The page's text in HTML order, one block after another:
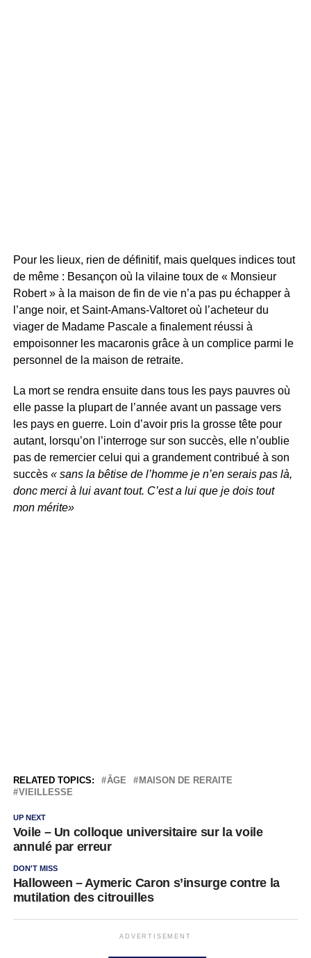
Pour les lieux, rien de définitif, mais quelques indices tout
de même : Besançon où la vilaine toux de « Monsieur
Robert » à la maison de fin de vie n’a pas pu échapper à
l’ange noir, et Saint-Amans-Valtoret où l’acheteur du
viager de Madame Pascale a finalement réussi à
empoisonner les macaronis grâce à un complice parmi le
personnel de la maison de retraite.
La mort se rendra ensuite dans tous les pays pauvres où
elle passe la plupart de l’année avant un passage vers
les pays en guerre. Loin d’avoir pris la grosse tête pour
autant, lorsqu’on l’interroge sur son succès, elle n’oublie
pas de remercier celui qui a grandement contribué à son
succès « sans la bêtise de l’homme je n’en serais pas là,
donc merci à lui avant tout. C’est a lui que je dois tout
mon mérite»
RELATED TOPICS: ÂGE
MAISON DE RERAITE
VIEILLESSE
UP NEXT
Voile – Un colloque universitaire sur la voile
annulé par erreur
DON'T MISS
Halloween – Aymeric Caron s’insurge contre la
mutilation des citrouilles
ADVERTISEMENT